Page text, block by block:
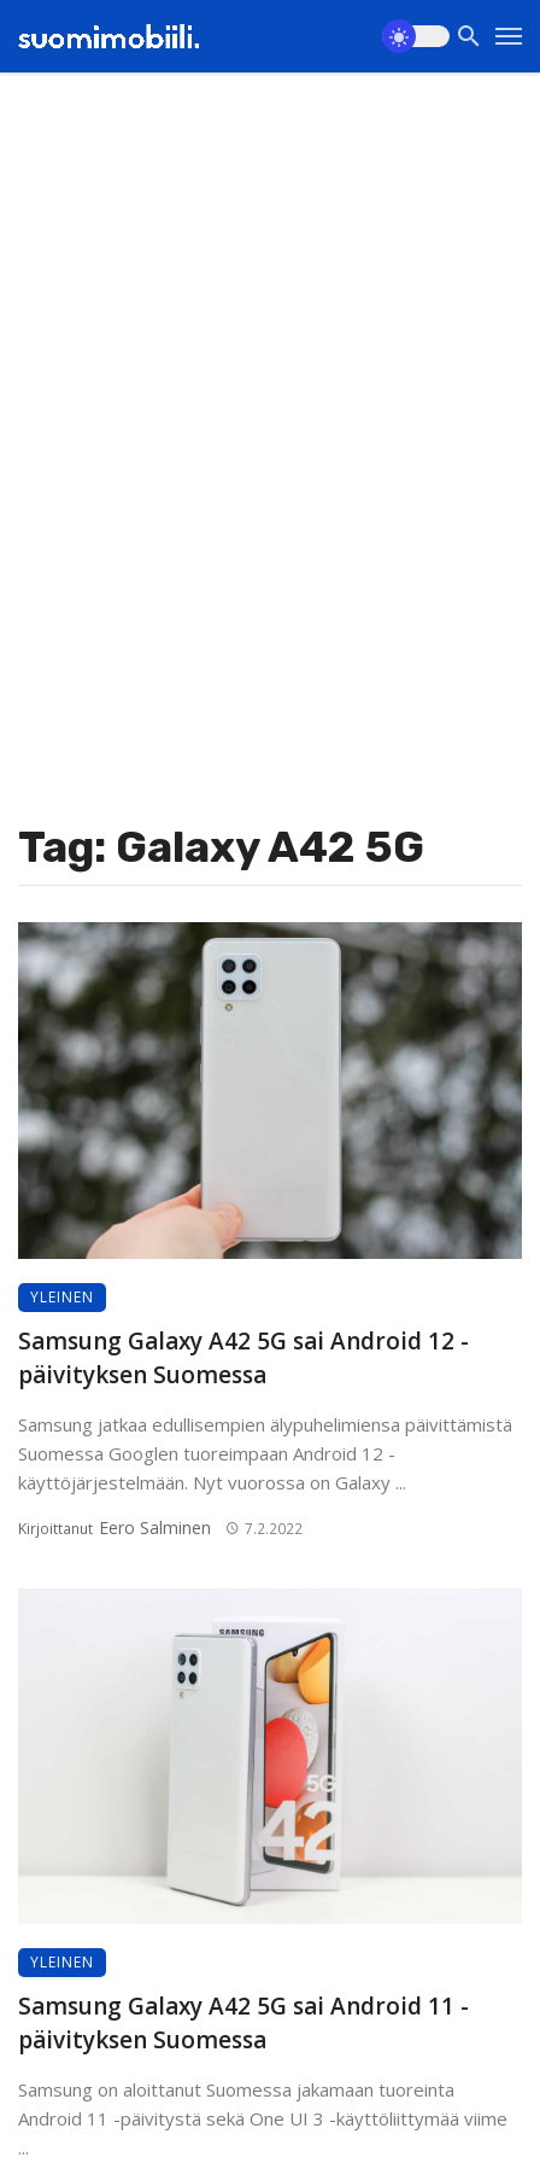
Tag: Galaxy A42 5G
YLEINEN
Samsung Galaxy A42 5G sai Android 12 -
päivityksen Suomessa
Samsung jatkaa edullisempien älypuhelimiensa päivittämistä
Suomessa Googlen tuoreimpaan Android 12 -
käyttöjärjestelmään. Nyt vuorossa on Galaxy ...
Kirjoittanut Eero Salminen 7.2.2022
YLEINEN
Samsung Galaxy A42 5G sai Android 11 -
päivityksen Suomessa
Samsung on aloittanut Suomessa jakamaan tuoreinta
Android 11 -päivitystä sekä One UI 3 -käyttöliittymää viime
...